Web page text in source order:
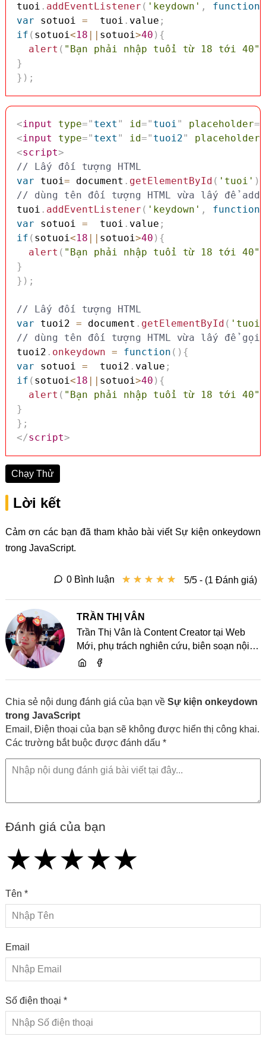
tuoi . addEventListener ( 'keydown' , function
var sotuoi =
  tuoi
. value ;
if ( sotuoi<18 sotuoi>40 ) {
alert ( "Bạn phải nhập tuổi từ 18 tới 40"
}
} ) ;
<input type=" text " id=" tuoi" placeholder=
<input type=" text " id=" tuoi2" placeholder
<script>
// Lấy đối tượng HTML
var tuoi= document . getElementById ( 'tuoi' )
// dùng tên đối tượng HTML vừa lấy để
tuoi . addEventListener ( 'keydown' , function
var sotuoi =
  tuoi
. value ;
if ( sotuoi<18 sotuoi>40 ) {
alert ( "Bạn phải nhập tuổi từ 18 tới 40"
}
} ) ;
// Lấy đối tượng HTML
var tuoi2 = document . getElementById (
// dùng tên đối tượng HTML vừa lấy để gọi
tuoi2 . onkeydown = function ( ) {
var sotuoi =
  tuoi2
. value ;
if ( sotuoi<18 sotuoi>40 ) {
alert ( "Bạn phải nhập tuổi từ 18 tới 40"
}
} ;
</script>
Chạy Thử
Lời kết
Cảm ơn các bạn đã tham khảo bài viết Sự kiện onkeydown
trong JavaScript.
★ ★ ★ ★ ★
★ ★ ★ ★ ★ 5/5 - (1 Đánh giá)
0 Bình luận
TRẦN THỊ VÂN
Trần Thị Vân là Content Creator tại Web
Mới, phụ trách nghiên cứu, biên soạn nội
dung và chia sẻ kiến thức về website, SEO,
Chia sẻ nội dung đánh giá của bạn về Sự kiện onkeydown
trong JavaScript
Email, Điện thoại của bạn sẽ không được hiển thị công khai.
Các trường bắt buộc được đánh dấu *
Đánh giá của bạn
★
★★
★★★
★★★★
★★★★★
Tên *
Email
Số điện thoại *